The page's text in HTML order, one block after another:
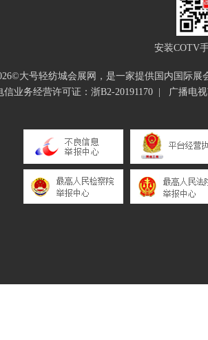
安装COTV
大号轻纺城会展网，是一家提供国内国际
信业务经营许可证：浙B2-20191170
广播电